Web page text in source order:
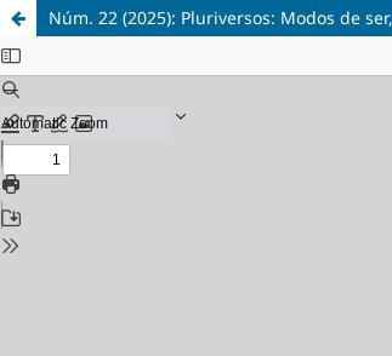
Núm. 22 (2025): Pluriversos: Modos de